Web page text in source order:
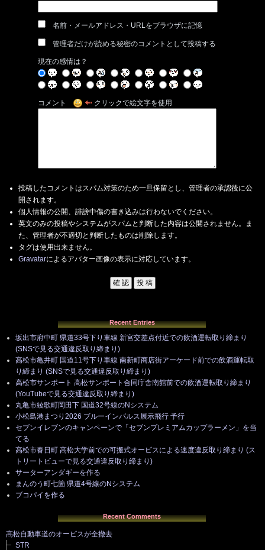
名前・メールアドレス・URLをブラウザに記憶
管理者だけが読める秘密のコメントとして投稿する
現在の感情は？
コメント クリックで絵文字を使用
投稿したコメントはスパム対策のため一旦保留とし、管理者の承認後に公
開されます。
個人情報の公開、誹謗中傷の書き込みは行わないでください。
英文のみの投稿やシステムがスパムと判断した内容は公開されません。ま
た、管理者が不適切と判断したものは削除します。
タグは使用出来ません。
Gravatarによるアバター画像の表示に対応しています。
Recent Entries
坂出市府中町 県道33号下り車線 新宮交差点付近での飲酒運転取り締まり
(SNSで見る交通違反取り締まり)
高松市亀井町 国道11号下り車線 南新町商店街アーケード前での飲酒運転取
り締まり (SNSで見る交通違反取り締まり)
高松市サンポート 高松サンポート合同庁舎南館前での飲酒運転取り締まり
(YouTubeで見る交通違反取り締まり)
丸亀市綾歌町岡田下 国道32号線のNシステム
小松島港まつり2026 ブルーインパルス展示飛行 予行
セブンイレブンのキャンペーンで「セブンプレミアムカップラーメン」を当
てる
高松市春日町 高松大学前での可搬式オービスによる速度違反取り締まり (ス
トリートビューで見る交通違反取り締まり)
サーターアンダギーを作る
まんのう町七箇 県道4号線のNシステム
ブコパイを作る
Recent Comments
高松自動車道のオービスが全撤去
STR